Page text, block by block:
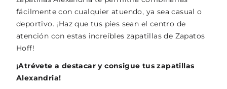
fácilmente con cualquier atuendo, ya sea casual o
deportivo. ¡Haz que tus pies sean el centro de
atención con estas increíbles zapatillas de Zapatos
Hoff!
¡Atrévete a destacar y consigue tus zapatillas
Alexandria!